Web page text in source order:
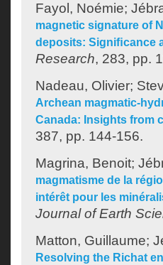
Fayol, Noémie;
magnetic signature of
deposits: Signiﬁcance
Research, 283, pp.
Nadeau, Olivier;
Archean magmatic-
Canada: Insights from
387, pp. 144-156.
Magrina, Benoit;
magmatisme de la
intérêt pour les
Journal of Earth
Matton, Guillaume;
Resolving the Richat